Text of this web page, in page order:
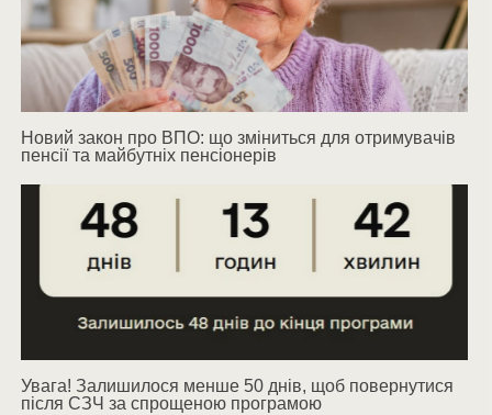
Новий закон про ВПО: що зміниться для отримувачів
пенсії та майбутніх пенсіонерів
Увага! Залишилося менше 50 днів, щоб повернутися
після СЗЧ за спрощеною програмою